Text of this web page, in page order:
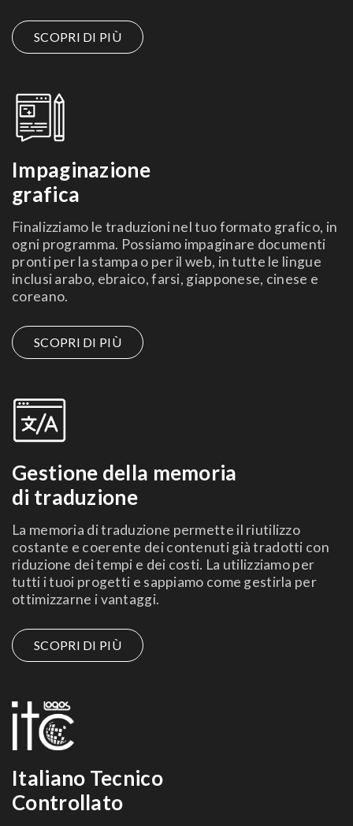
SCOPRI DI PIÙ
Impaginazione
grafica
Finalizziamo le traduzioni nel tuo formato grafico, in
ogni programma. Possiamo impaginare documenti
pronti per la stampa o per il web, in tutte le lingue
inclusi arabo, ebraico, farsi, giapponese, cinese e
coreano.
SCOPRI DI PIÙ
Gestione della memoria
di traduzione
La memoria di traduzione permette il riutilizzo
costante e coerente dei contenuti già tradotti con
riduzione dei tempi e dei costi. La utilizziamo per
tutti i tuoi progetti e sappiamo come gestirla per
ottimizzarne i vantaggi.
SCOPRI DI PIÙ
Italiano Tecnico
Controllato